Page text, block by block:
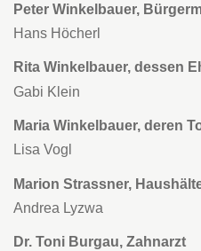
Peter Winkelbauer,
Hans Höcherl
Rita Winkelbauer, dessen
Gabi Klein
Maria Winkelbauer, deren
Lisa Vogl
Marion Strassner,
Andrea Lyzwa
Dr. Toni Burgau, Zahnarzt